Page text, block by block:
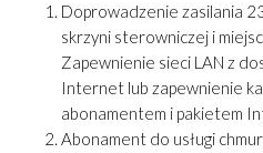
Doprowadzenie zasilania
skrzyni sterowniczej i
Zapewnienie sieci LAN z
Internet lub zapewnienie
abonamentem i pakietem
Abonament do usługi